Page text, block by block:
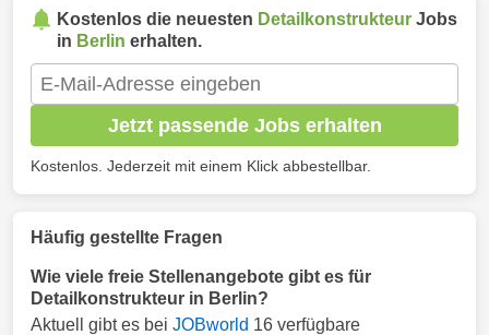
Kostenlos die neuesten Detailkonstrukteur Jobs
in Berlin erhalten.
Jetzt passende Jobs erhalten
Kostenlos. Jederzeit mit einem Klick abbestellbar.
Häufig gestellte Fragen
Wie viele freie Stellenangebote gibt es für
Detailkonstrukteur in Berlin?
Aktuell gibt es bei JOBworld 16 verfügbare